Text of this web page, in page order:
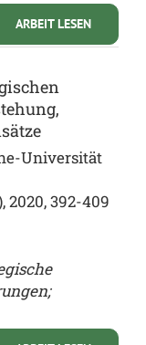
ARBEIT LESEN
Universität
2020, 392-409